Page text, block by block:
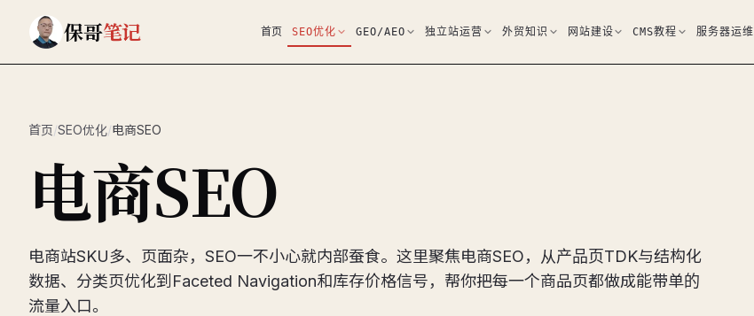
保哥笔记 首页 SEO优化 GEO/AEO 独立站运营 外贸知识 网站建设 CMS教程 服务器运维
首页/SEO优化/电商SEO
电商SEO
电商站SKU多、页面杂，SEO一不小心就内部蚕食。这里聚焦电商SEO，从产品页TDK与结构化
数据、分类页优化到Faceted Navigation和库存价格信号，帮你把每一个商品页都做成能带单的
流量入口。